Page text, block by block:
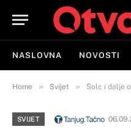
NASLOVNA NOVOSTI
Home » Svijet » Šolc i dalje
SVIJET